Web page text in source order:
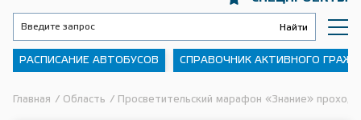
РАСПИСАНИЕ АВТОБУСОВ СПРАВОЧНИК АКТИВНОГО
Главная / Область / Просветительский марафон «Знание»